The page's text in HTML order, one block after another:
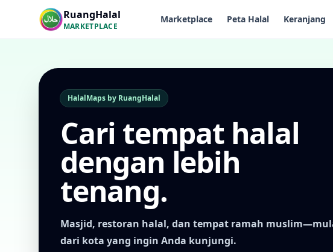
RuangHalal
MARKETPLACE
Marketplace Peta Halal Keranjang
HalalMaps by RuangHalal
Cari tempat halal
dengan lebih
tenang.
Masjid, restoran halal, dan tempat ramah
dari kota yang ingin Anda kunjungi.